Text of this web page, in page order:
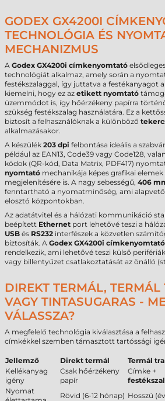
GODEX GX4200I
TECHNOLÓGIA ÉS
MECHANIZMUS
A Godex GX4200i címkenyomtató
technológiát alkalmaz, amely során a
festékszalaggal, így juttatva a festékanyagot
kiemelni, hogy ez az etikett nyomtató
üzemmódot is, így hőérzékeny papírra
szükség festékszalag használatára. Ez a
biztosít a felhasználóknak a különböző
alkalmazásakor.
A készülék 203 dpi felbontása ideális a
például az EAN13, Code39 vagy Code128,
kódok (QR-kód, Data Matrix, PDF417)
nyomtató mechanikája képes grafikai
megjelenítésére is. A nagy sebességű, 406
fenntartható a nyomatminőség, ami
elosztó központokban.
Az adatátvitel és a hálózati kommunikáció
beépített Ethernet port lehetővé teszi a
USB és RS232 interfészek a közvetlen
biztosíták. A Godex GX4200i címkenyomtató
rendelkezik, ami lehetővé teszi külső
vagy billentyűzet csatlakoztatását az önálló
DIREKT TERMÁL, TERMÁL
VAGY TINTASUGARAS -
VÁLASSZA?
A megfelelő technológia kiválasztása a
címkékkel szemben támasztott tartóssági
Jellemző Direkt termál Termál
Kellékanyag
igény
Csak hőérzékeny
papír
Címke +
Nyomat
Rövid (6-12 hónap) Hosszú